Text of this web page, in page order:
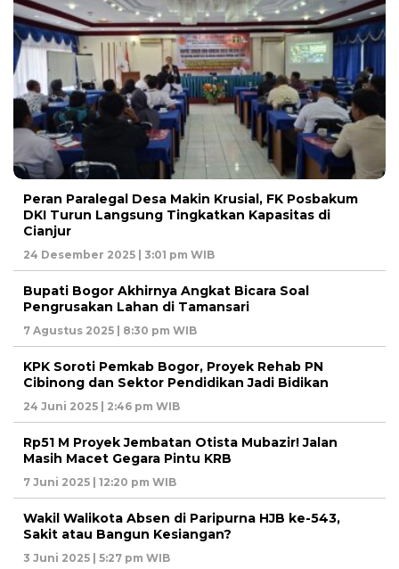
Peran Paralegal Desa Makin Krusial, FK Posbakum
DKI Turun Langsung Tingkatkan Kapasitas di
Cianjur
24 Desember 2025 | 3:01 pm WIB
Bupati Bogor Akhirnya Angkat Bicara Soal
Pengrusakan Lahan di Tamansari
7 Agustus 2025 | 8:30 pm WIB
KPK Soroti Pemkab Bogor, Proyek Rehab PN
Cibinong dan Sektor Pendidikan Jadi Bidikan
24 Juni 2025 | 2:46 pm WIB
Rp51 M Proyek Jembatan Otista Mubazir! Jalan
Masih Macet Gegara Pintu KRB
7 Juni 2025 | 12:20 pm WIB
Wakil Walikota Absen di Paripurna HJB ke-543,
Sakit atau Bangun Kesiangan?
3 Juni 2025 | 5:27 pm WIB